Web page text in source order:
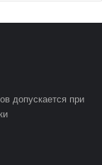
допускается при